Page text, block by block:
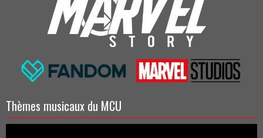
Thèmes musicaux du MCU